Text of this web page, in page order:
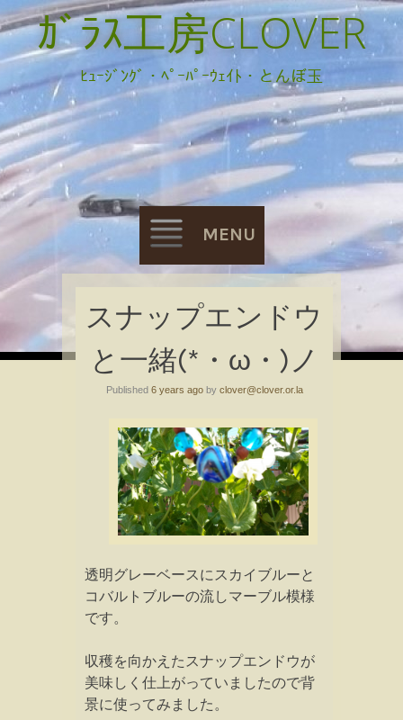
ｶﾞﾗｽ工房CLOVER
ﾋｭｰｼﾞﾝｸﾞ・ﾍﾟｰﾊﾟｰｳｪｲﾄ・とんぼ玉
MENU
Skip
to
content
スナップエンドウ
と一緒(*・ω・)ノ
Published 6 years agoby clover@clover.or.la
透明グレーベースにスカイブルーと
コバルトブルーの流しマーブル模様
です。
収穫を向かえたスナップエンドウが
美味しく仕上がっていましたので背
景に使ってみました。